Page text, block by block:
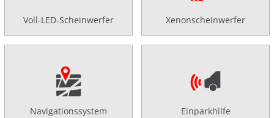
Voll-LED-Scheinwerfer Xenonscheinwerfer
Navigationssystem Einparkhilfe